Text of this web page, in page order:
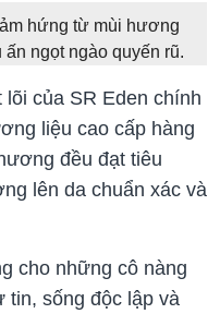
hứng từ mùi hương
ngọt ngào quyến rũ.
của SR Eden chính
liệu cao cấp hàng
đều đạt tiêu
lên da chuẩn xác và
cho những cô nàng
sống độc lập và